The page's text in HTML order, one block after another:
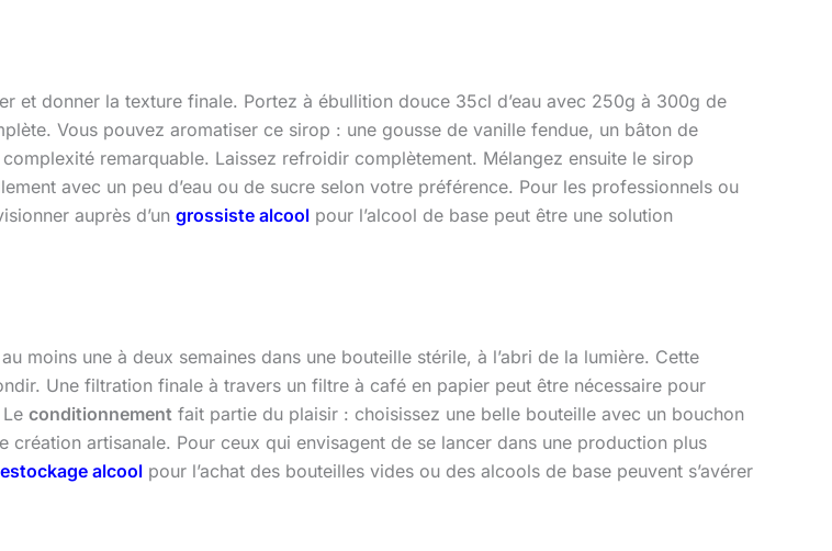
et donner la texture finale. Portez à ébullition douce 35cl d’eau avec 250g à 300g de
Vous pouvez aromatiser ce sirop : une gousse de vanille fendue, un bâton de
remarquable. Laissez refroidir complètement. Mélangez ensuite le sirop
avec un peu d’eau ou de sucre selon votre préférence. Pour les professionnels ou
auprès d’un grossiste alcool pour l’alcool de base peut être une solution
moins une à deux semaines dans une bouteille stérile, à l’abri de la lumière. Cette
Une filtration finale à travers un filtre à café en papier peut être nécessaire pour
conditionnement fait partie du plaisir : choisissez une belle bouteille avec un bouchon
artisanale. Pour ceux qui envisagent de se lancer dans une production plus
alcool pour l’achat des bouteilles vides ou des alcools de base peuvent s’avérer